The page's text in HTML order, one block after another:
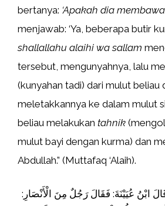
bertanya: ‘Apakah dia
menjawab: ‘Ya, beberapa butir
shallallahu alaihi wa sallam
tersebut, mengunyahnya, lalu
(kunyahan tadi) dari mulut beliau
meletakkannya ke dalam mulut
beliau melakukan tahnik
mulut bayi dengan kurma) dan
Abdullah.” (Muttafaq ‘Alaih).
ابْنُ عُيَيْنَةَ: فَقَالَ رَجُلٌ مِنَ الْأَنْصَارِ: